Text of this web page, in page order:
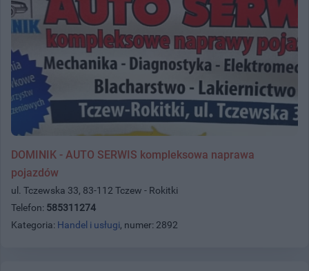
DOMINIK - AUTO SERWIS kompleksowa naprawa
pojazdów
ul. Tczewska 33, 83-112 Tczew - Rokitki
Telefon: 585311274
Kategoria: Handel i usługi, numer: 2892